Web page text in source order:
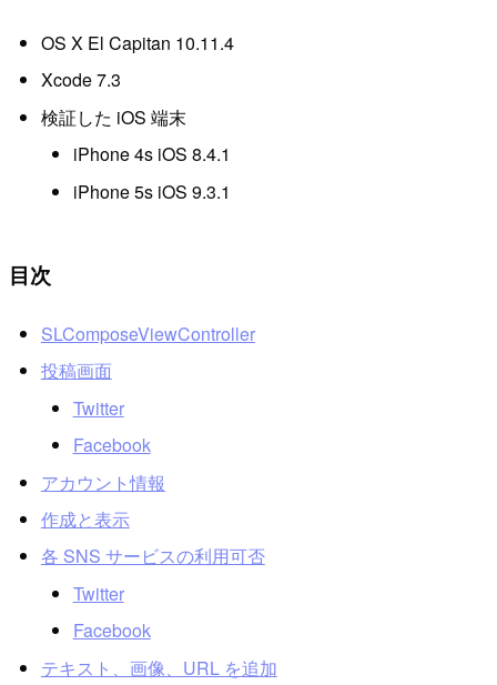
OS X El Capitan 10.11.4
Xcode 7.3
検証した iOS 端末
iPhone 4s iOS 8.4.1
iPhone 5s iOS 9.3.1
目次
SLComposeViewController
投稿画面
Twitter
Facebook
アカウント情報
作成と表示
各 SNS サービスの利用可否
Twitter
Facebook
テキスト、画像、URL を追加